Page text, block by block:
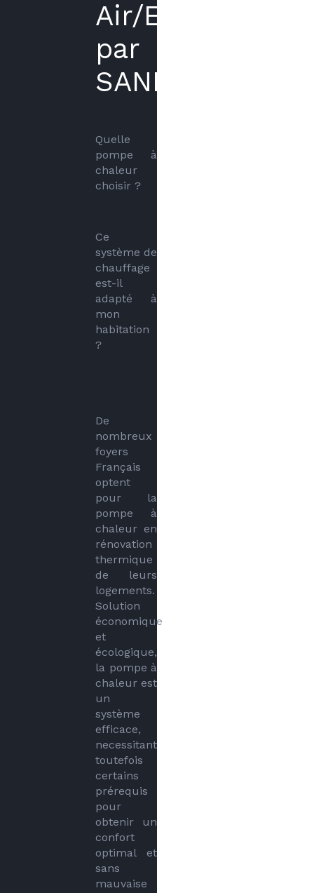
Air/Eau
par
SANICONFORT
Quelle
pompe à
chaleur
choisir ?
Ce
système de
chauffage
est-il
adapté à
mon
habitation
?
De
nombreux
foyers
Français
optent
pour la
pompe à
chaleur en
rénovation
thermique
de leurs
logements.
Solution
économique
et
écologique,
la pompe à
chaleur est
un
système
efficace,
necessitant
toutefois
certains
prérequis
pour
obtenir un
confort
optimal et
sans
mauvaise